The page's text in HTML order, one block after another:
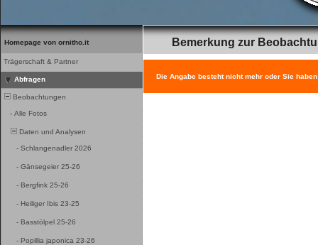
Homepage von ornitho.it
Trägerschaft & Partner
Abfragen
Beobachtungen
- Alle Fotos
Daten und Analysen
- Schlangenadler 2026
- Gänsegeier 25-26
- Bergfink 25-26
- Heiliger Ibis 23-25
- Basstölpel 25-26
- Popillia japonica 23-26
Bemerkung zur
Die Angabe besteht nicht mehr oder Sie